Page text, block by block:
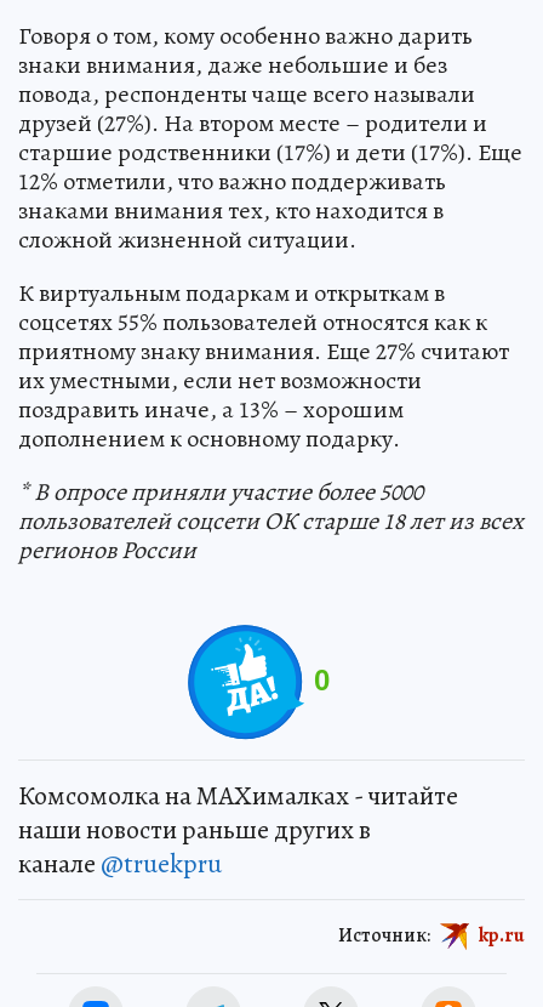
Говоря о том, кому особенно важно дарить
знаки внимания, даже небольшие и без
повода, респонденты чаще всего называли
друзей (27%). На втором месте – родители и
старшие родственники (17%) и дети (17%). Еще
12% отметили, что важно поддерживать
знаками внимания тех, кто находится в
сложной жизненной ситуации.
К виртуальным подаркам и открыткам в
соцсетях 55% пользователей относятся как к
приятному знаку внимания. Еще 27% считают
их уместными, если нет возможности
поздравить иначе, а 13% – хорошим
дополнением к основному подарку.
* В опросе приняли участие более 5000
пользователей соцсети ОК старше 18 лет из всех
регионов России
0
Комсомолка на MAXималках - читайте
наши новости раньше других в
канале @truekpru
Источник: kp.ru